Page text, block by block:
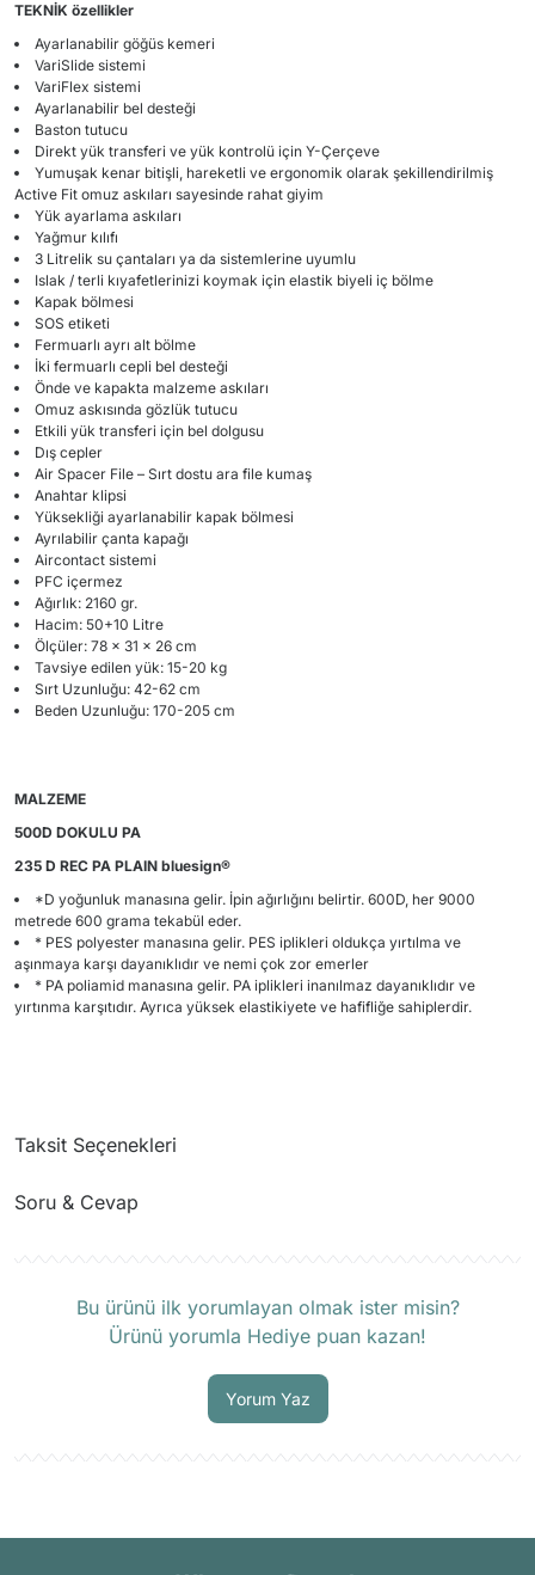
TEKNİK özellikler
Ayarlanabilir göğüs kemeri
VariSlide sistemi
VariFlex sistemi
Ayarlanabilir bel desteği
Baston tutucu
Direkt yük transferi ve yük kontrolü için Y-Çerçeve
Yumuşak kenar bitişli, hareketli ve ergonomik olarak şekillendirilmiş
Active Fit omuz askıları sayesinde rahat giyim
Yük ayarlama askıları
Yağmur kılıfı
3 Litrelik su çantaları ya da sistemlerine uyumlu
Islak / terli kıyafetlerinizi koymak için elastik biyeli iç bölme
Kapak bölmesi
SOS etiketi
Fermuarlı ayrı alt bölme
İki fermuarlı cepli bel desteği
Önde ve kapakta malzeme askıları
Omuz askısında gözlük tutucu
Etkili yük transferi için bel dolgusu
Dış cepler
Air Spacer File – Sırt dostu ara file kumaş
Anahtar klipsi
Yüksekliği ayarlanabilir kapak bölmesi
Ayrılabilir çanta kapağı
Aircontact sistemi
PFC içermez
Ağırlık: 2160 gr.
Hacim: 50+10 Litre
Ölçüler: 78 x 31 x 26 cm
Tavsiye edilen yük: 15-20 kg
Sırt Uzunluğu: 42-62 cm
Beden Uzunluğu: 170-205 cm
MALZEME
500D DOKULU PA
235 D REC PA PLAIN bluesign®
*D yoğunluk manasına gelir. İpin ağırlığını belirtir. 600D, her 9000
metrede 600 grama tekabül eder.
* PES polyester manasına gelir. PES iplikleri oldukça yırtılma ve
aşınmaya karşı dayanıklıdır ve nemi çok zor emerler
* PA poliamid manasına gelir. PA iplikleri inanılmaz dayanıklıdır ve
yırtınma karşıtıdır. Ayrıca yüksek elastikiyete ve hafifliğe sahiplerdir.
Taksit Seçenekleri
Soru & Cevap
Bu ürünü ilk yorumlayan olmak ister misin?
Ürünü yorumla Hediye puan kazan!
Yorum Yaz